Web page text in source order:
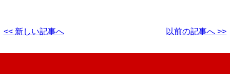
<< 新しい記事へ 以前の記事へ >>